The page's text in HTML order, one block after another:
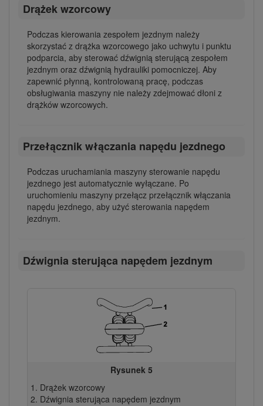
Drążek wzorcowy
Podczas kierowania zespołem jezdnym należy
skorzystać z drążka wzorcowego jako uchwytu i punktu
podparcia, aby sterować dźwignią sterującą zespołem
jezdnym oraz dźwignią hydrauliki pomocniczej. Aby
zapewnić płynną, kontrolowaną pracę, podczas
obsługiwania maszyny nie należy zdejmować dłoni z
drążków wzorcowych.
Przełącznik włączania napędu jezdnego
Podczas uruchamiania maszyny sterowanie napędu
jezdnego jest automatycznie wyłączane. Po
uruchomieniu maszyny przełącz przełącznik włączania
napędu jezdnego, aby użyć sterowania napędem
jezdnym.
Dźwignia sterująca napędem jezdnym
Rysunek 5
Drążek wzorcowy
Dźwignia sterująca napędem jezdnym